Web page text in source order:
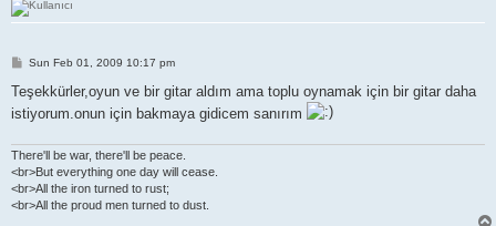
P
s
Sun Feb 01, 2009 10:17 pm
Teşekkürler,oyun ve bir gitar aldım ama toplu oynamak için bir gitar daha
istiyorum.onun için bakmaya gidicem sanırım
There'll be war, there'll be peace.
<br>But everything one day will cease.
<br>All the iron turned to rust;
<br>All the proud men turned to dust.